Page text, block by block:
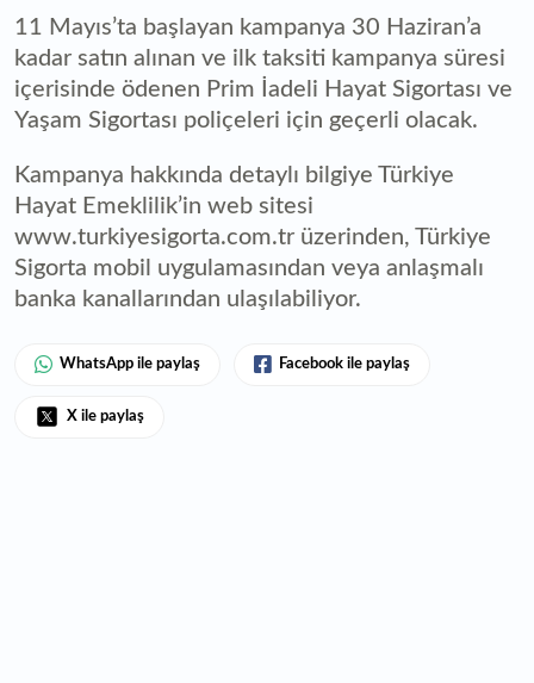
11 Mayıs’ta başlayan kampanya 30 Haziran’a
kadar satın alınan ve ilk taksiti kampanya süresi
içerisinde ödenen Prim İadeli Hayat Sigortası ve
Yaşam Sigortası poliçeleri için geçerli olacak.
Kampanya hakkında detaylı bilgiye Türkiye
Hayat Emeklilik’in web sitesi
www.turkiyesigorta.com.tr üzerinden, Türkiye
Sigorta mobil uygulamasından veya anlaşmalı
banka kanallarından ulaşılabiliyor.
WhatsApp ile paylaş Facebook ile paylaş
X ile paylaş